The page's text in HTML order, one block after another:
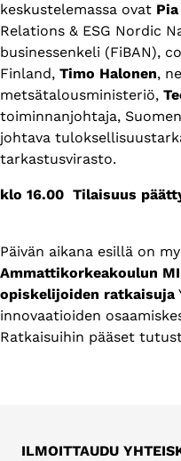
keskustelemassa ovat
Relations & ESG Nordic
businessenkeli (FiBAN),
Finland, Timo Halonen,
metsätalousministeriö,
toiminnanjohtaja,
johtava
tarkastusvirasto.
klo 16.00 Tilaisuus
Päivän aikana esillä on
Ammattikorkeakoulun
opiskelijoiden ratkaisuja
innovaatioiden
Ratkaisuihin pääset
ILMOITTAUDU